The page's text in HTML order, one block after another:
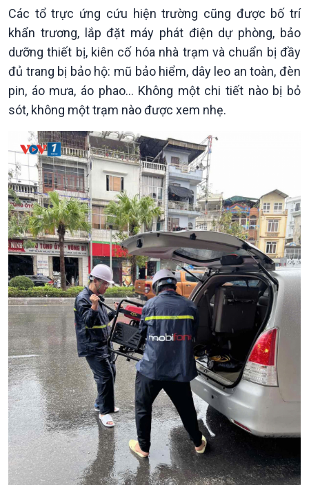
Xã hội
Tin Đời sống & Xã hội
360 độ Sức khỏe
Chuyển đổi Xanh
Tài nguyên và Môi trường
Chuyên gia của bạn
Xã hội chuyển động
Bước chân đến trường
Khoa học & Công nghệ
Tin Khoa học & Công nghệ
Kết nối công nghệ
Sống chung với biến đổi
khí hậu
Các tổ trực ứng cứu hiện trường cũng được bố trí
khẩn trương, lắp đặt máy phát điện dự phòng, bảo
dưỡng thiết bị, kiên cố hóa nhà trạm và chuẩn bị đầy
đủ trang bị bảo hộ: mũ bảo hiểm, dây leo an toàn, đèn
pin, áo mưa, áo phao… Không một chi tiết nào bị bỏ
sót, không một trạm nào được xem nhẹ.